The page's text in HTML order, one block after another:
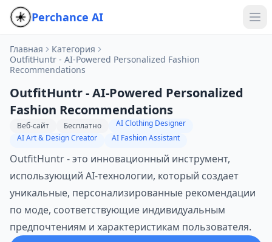
Perchance AI
Главная
Категория
OutfitHuntr - AI-Powered Personalized Fashion
Recommendations
OutfitHuntr - AI-Powered Personalized
Fashion Recommendations
Веб-сайт Бесплатно
AI Clothing Designer
AI Art & Design Creator
AI Fashion Assistant
OutfitHuntr - это инновационный инструмент,
использующий AI-технологии, который создает
уникальные, персонализированные рекомендации
по моде, соответствующие индивидуальным
предпочтениям и характеристикам пользователя.